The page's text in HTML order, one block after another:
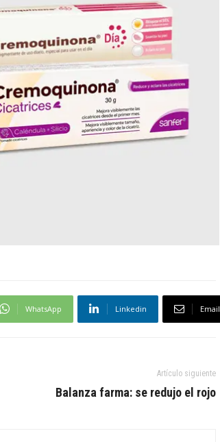
WhatsApp Linkedin Email
Artículo siguiente
Balanza farma: se redujo el rojo